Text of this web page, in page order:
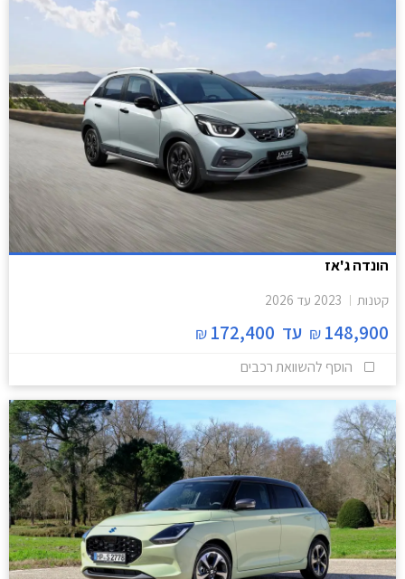
הונדה ג'אז
קטנות 2023 עד 2026
148,900
₪ עד 172,400
₪
הוסף להשוואת רכבים